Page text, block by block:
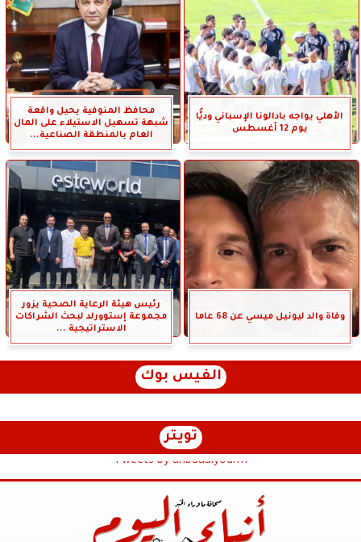
الأهلي يواجه بادالونا الإسباني وديًّا
يوم 12 أغسطس
محافظ المنوفية يحيل واقعة
شبهة تسهيل الاستيلاء على المال
العام بالمنطقة الصناعية...
وفاة والد ليونيل ميسي عن 68 عاما
رئيس هيئة الرعاية الصحية يزور
مجموعة إستوورلد لبحث الشراكات
الاستراتيجية ...
الفيس بوك
تويتر
Tweets by anbaaalyoum1